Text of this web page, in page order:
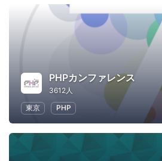
PHPカンファレンス
3612人
東京
PHP